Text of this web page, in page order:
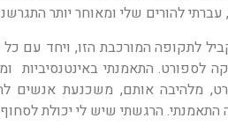
עברתי להורים שלי ומאוחר יותר
לתקופה המורכבת הזו, ויחד עם
לספורט. התאמנתי
מלהיבה אותם, משכנעת אנשים
התאמנתי. הרגשתי שיש לי יכולת